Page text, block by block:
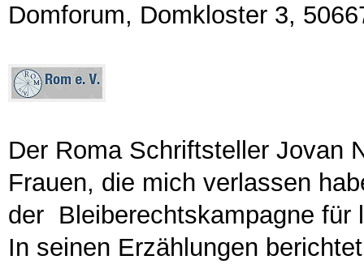
Domforum, Domkloster 3,
Der Roma Schriftsteller Jovan
Frauen, die mich verlassen
der Bleiberechtskampagne für
In seinen Erzählungen